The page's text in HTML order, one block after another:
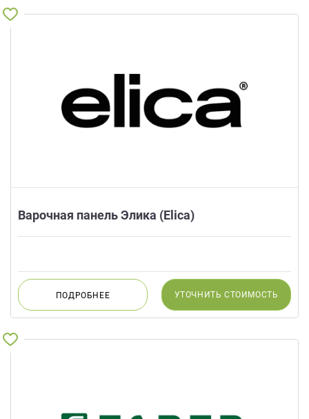
Варочная панель Элика (Elica)
ПОДРОБНЕЕ УТОЧНИТЬ СТОИМОСТЬ